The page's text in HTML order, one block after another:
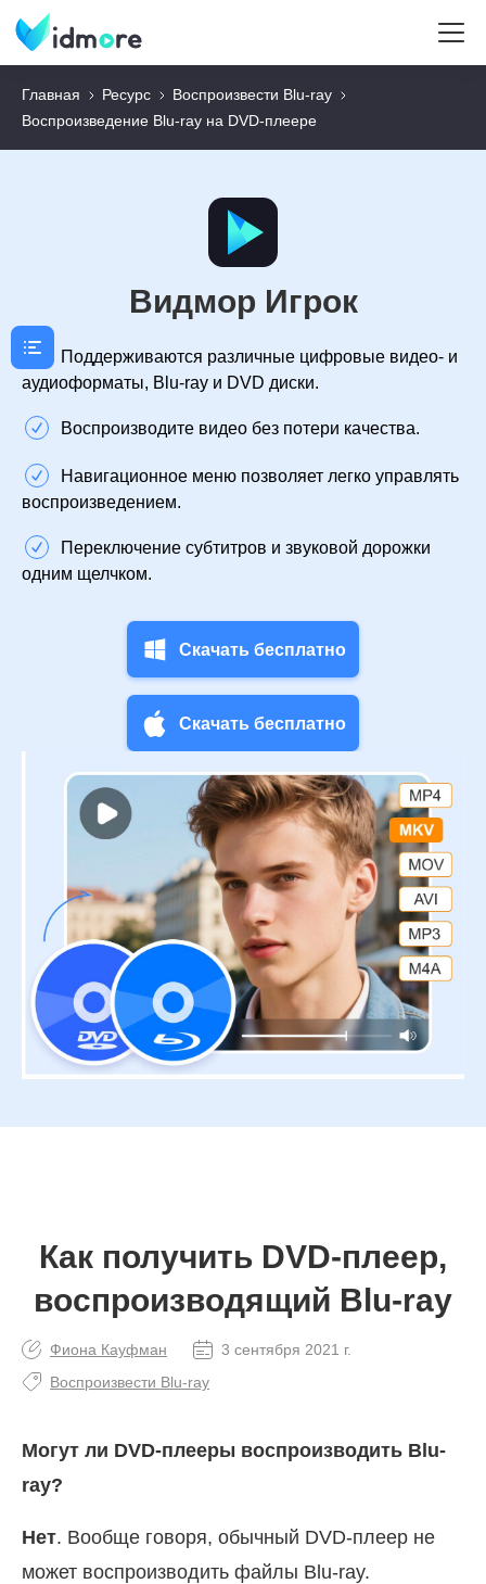
Главная Ресурс
Воспроизвести Blu-ray
Воспроизведение Blu-ray на DVD-плеере
Видмор Игрок
Поддерживаются различные цифровые видео- и
аудиоформаты, Blu-ray и DVD диски.
Воспроизводите видео без потери качества.
Навигационное меню позволяет легко управлять
воспроизведением.
Переключение субтитров и звуковой дорожки
одним щелчком.
Скачать бесплатно
Скачать бесплатно
Как получить DVD-плеер,
воспроизводящий Blu-ray
Фиона Кауфман
3 сентября 2021 г.
Воспроизвести Blu-ray
Могут ли DVD-плееры воспроизводить Blu-
ray?
Нет. Вообще говоря, обычный DVD-плеер не
может воспроизводить файлы Blu-ray.